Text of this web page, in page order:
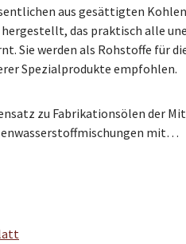
aus gesättigten
das praktisch alle
Sie werden als Rohstoffe für
Spezialprodukte empfohlen.
zu Fabrikationsölen der
mit…